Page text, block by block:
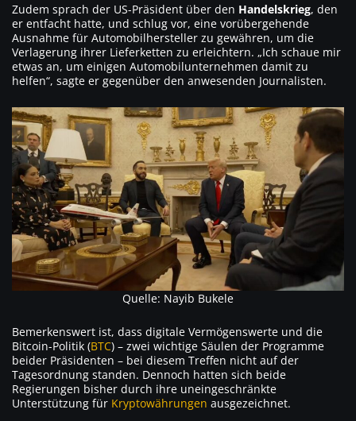
Zudem sprach der US-Präsident über den Handelskrieg, den
er entfacht hatte, und schlug vor, eine vorübergehende
Ausnahme für Automobilhersteller zu gewähren, um die
Verlagerung ihrer Lieferketten zu erleichtern. „Ich schaue mir
etwas an, um einigen Automobilunternehmen damit zu
helfen“, sagte er gegenüber den anwesenden Journalisten.
Quelle: Nayib Bukele
Bemerkenswert ist, dass digitale Vermögenswerte und die
Bitcoin-Politik (BTC) – zwei wichtige Säulen der Programme
beider Präsidenten – bei diesem Treffen nicht auf der
Tagesordnung standen. Dennoch hatten sich beide
Regierungen bisher durch ihre uneingeschränkte
Unterstützung für Kryptowährungen ausgezeichnet.